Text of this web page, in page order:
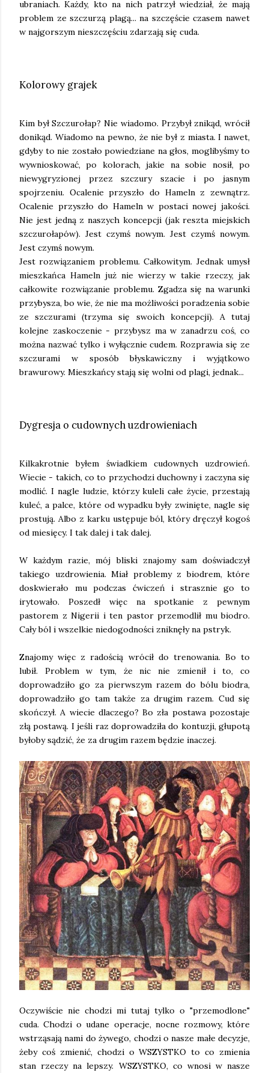
ubraniach. Każdy, kto na nich patrzył wiedział, że mają
problem ze szczurzą plagą... na szczęście czasem nawet
w najgorszym nieszczęściu zdarzają się cuda.
Kolorowy grajek
Kim był Szczurołap? Nie wiadomo. Przybył znikąd, wrócił
donikąd. Wiadomo na pewno, że nie był z miasta. I nawet,
gdyby to nie zostało powiedziane na głos, moglibyśmy to
wywnioskować, po kolorach, jakie na sobie nosił, po
niewygryzionej przez szczury szacie i po jasnym
spojrzeniu. Ocalenie przyszło do Hameln z zewnątrz.
Ocalenie przyszło do Hameln w postaci nowej jakości.
Nie jest jedną z naszych koncepcji (jak reszta miejskich
szczurołapów). Jest czymś nowym. Jest czymś nowym.
Jest czymś nowym.
Jest rozwiązaniem problemu. Całkowitym. Jednak umysł
mieszkańca Hameln już nie wierzy w takie rzeczy, jak
całkowite rozwiązanie problemu. Zgadza się na warunki
przybysza, bo wie, że nie ma możliwości poradzenia sobie
ze szczurami (trzyma się swoich koncepcji). A tutaj
kolejne zaskoczenie - przybysz ma w zanadrzu coś, co
można nazwać tylko i wyłącznie cudem. Rozprawia się ze
szczurami w sposób błyskawiczny i wyjątkowo
brawurowy. Mieszkańcy stają się wolni od plagi, jednak...
Dygresja o cudownych uzdrowieniach
Kilkakrotnie byłem świadkiem cudownych uzdrowień.
Wiecie - takich, co to przychodzi duchowny i zaczyna się
modlić. I nagle ludzie, którzy kuleli całe życie, przestają
kuleć, a palce, które od wypadku były zwinięte, nagle się
prostują. Albo z karku ustępuje ból, który dręczył kogoś
od miesięcy. I tak dalej i tak dalej.
W każdym razie, mój bliski znajomy sam doświadczył
takiego uzdrowienia. Miał problemy z biodrem, które
doskwierało mu podczas ćwiczeń i strasznie go to
irytowało. Poszedł więc na spotkanie z pewnym
pastorem z Nigerii i ten pastor przemodlił mu biodro.
Cały ból i wszelkie niedogodności zniknęły na pstryk.
Znajomy więc z radością wrócił do trenowania. Bo to
lubił. Problem w tym, że nic nie zmienił i to, co
doprowadziło go za pierwszym razem do bólu biodra,
doprowadziło go tam także za drugim razem. Cud się
skończył. A wiecie dlaczego? Bo zła postawa pozostaje
złą postawą. I jeśli raz doprowadziła do kontuzji, głupotą
byłoby sądzić, że za drugim razem będzie inaczej.
Oczywiście nie chodzi mi tutaj tylko o "przemodlone"
cuda. Chodzi o udane operacje, nocne rozmowy, które
wstrząsają nami do żywego, chodzi o nasze małe decyzje,
żeby coś zmienić, chodzi o WSZYSTKO to co zmienia
stan rzeczy na lepszy. WSZYSTKO, co wnosi w nasze